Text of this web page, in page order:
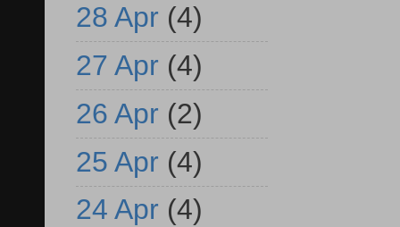
28 Apr (4)
27 Apr (4)
26 Apr (2)
25 Apr (4)
24 Apr (4)